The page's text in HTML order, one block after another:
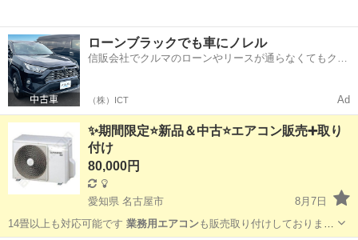
ローンブラックでも車にノレル
信販会社でクルマのローンやリースが通らなくてもクル
（株）ICT Ad
✨期間限定⭐️新品＆中古⭐️エアコン販売➕取り
付け
80,000円
愛知県 名古屋市
8月7日
14畳以上も対応可能です 業務用エアコンも販売取り付けしておりま